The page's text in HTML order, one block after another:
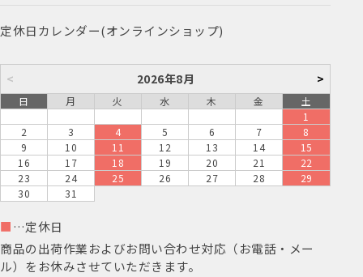
定休日カレンダー(オンラインショップ)
< 2026年8月 >
日 月 火 水 木 金
土
1
2
3 4 5 6 7
8
9
10 11 12 13 14
15
16
17 18 19 20 21
22
23
24 25 26 27 28
29
30
31
■ …定休日
商品の出荷作業およびお問い合わせ対応（お電話・メー
ル）をお休みさせていただきます。